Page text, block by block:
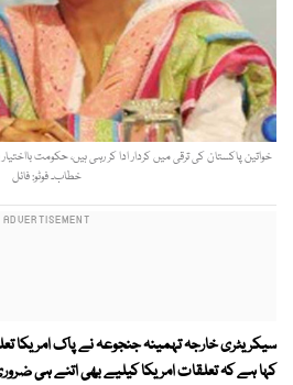
خواتین پاکستان کی ترقی میں کردار ادا کر رہی ہیں، حکومت
خطاب۔ فوٹو: فائل
سیکریٹری خارجہ تہمینہ جنجوعہ نے پاک امریکا
کہا ہے کہ تعلقات امریکا کیلیے بھی اتنے ہی